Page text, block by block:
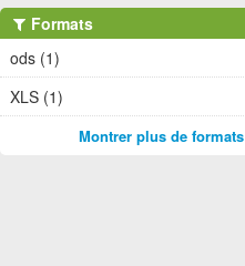
Formats
ods (1)
XLS (1)
Montrer plus de formats